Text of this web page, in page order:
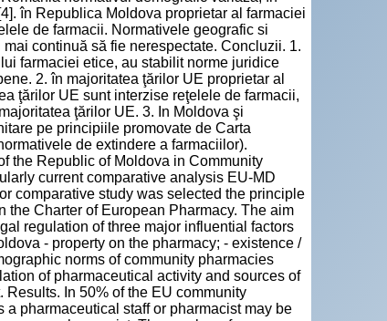
în Republica Moldova proprietar al farmaciei
de farmacii. Normativele geografic si
continuă să fie nerespectate. Concluzii. 1.
farmaciei etice, au stabilit norme juridice
2. în majoritatea ţărilor UE proprietar al
ţărilor UE sunt interzise reţelele de farmacii,
ţărilor UE. 3. In Moldova şi
pe principiile promovate de Carta
de extindere a farmaciilor).
the Republic of Moldova in Community
current comparative analysis EU-MD
comparative study was selected the principle
Charter of European Pharmacy. The aim
regulation of three major influential factors
- property on the pharmacy; - existence /
norms of community pharmacies
of pharmaceutical activity and sources of
Results. In 50% of the EU community
pharmaceutical staff or pharmacist may be